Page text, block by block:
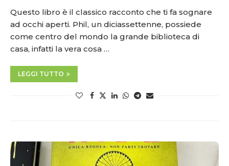
Questo libro è il classico racconto che ti fa sognare
ad occhi aperti. Phil, un diciassettenne, possiede
come centro del mondo la grande biblioteca di
casa, infatti la vera cosa …
LEGGI TUTTO